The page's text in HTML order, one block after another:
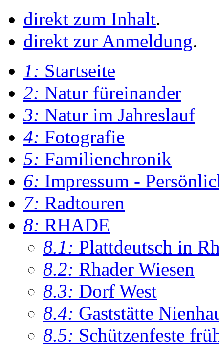
direkt zum Inhalt.
direkt zur Anmeldung.
1: Startseite
2: Natur füreinander
3: Natur im Jahreslauf
4: Fotografie
5: Familienchronik
6: Impressum -
7: Radtouren
8: RHADE
8.1: Plattdeutsch in
8.2: Rhader Wiesen
8.3: Dorf West
8.4: Gaststätte
8.5: Schützenfeste